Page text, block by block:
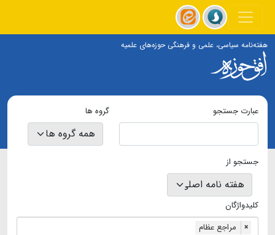
هفته‌نامه سیاسی، علمی و فرهنگی حوزه‌های علمیه
عبارت جستجو گروه ها
جستجو از
کلیدواژگان
مراجع عظام
×